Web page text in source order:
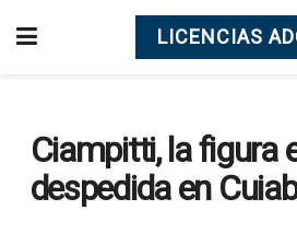
LICENCIAS
Ciampitti, la figura
despedida en